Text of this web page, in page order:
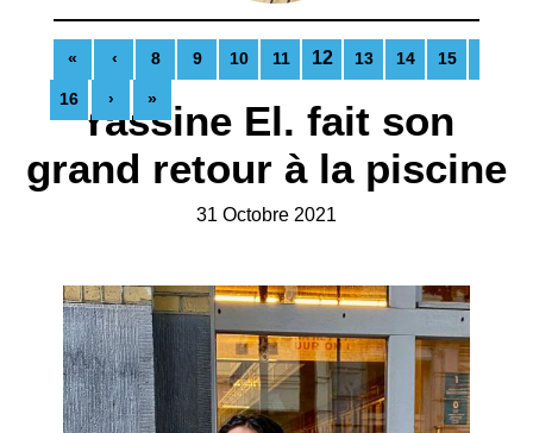
Yassine El. fait son
grand retour à la piscine
31 Octobre 2021
« ‹ 8 9 10 11 12 13 14 15
16 › »